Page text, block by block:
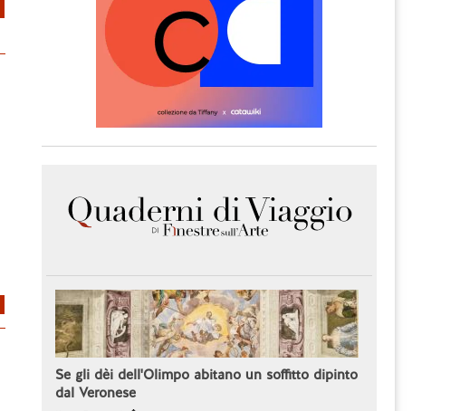
Se gli dèi dell'Olimpo abitano un soffitto dipinto
dal Veronese